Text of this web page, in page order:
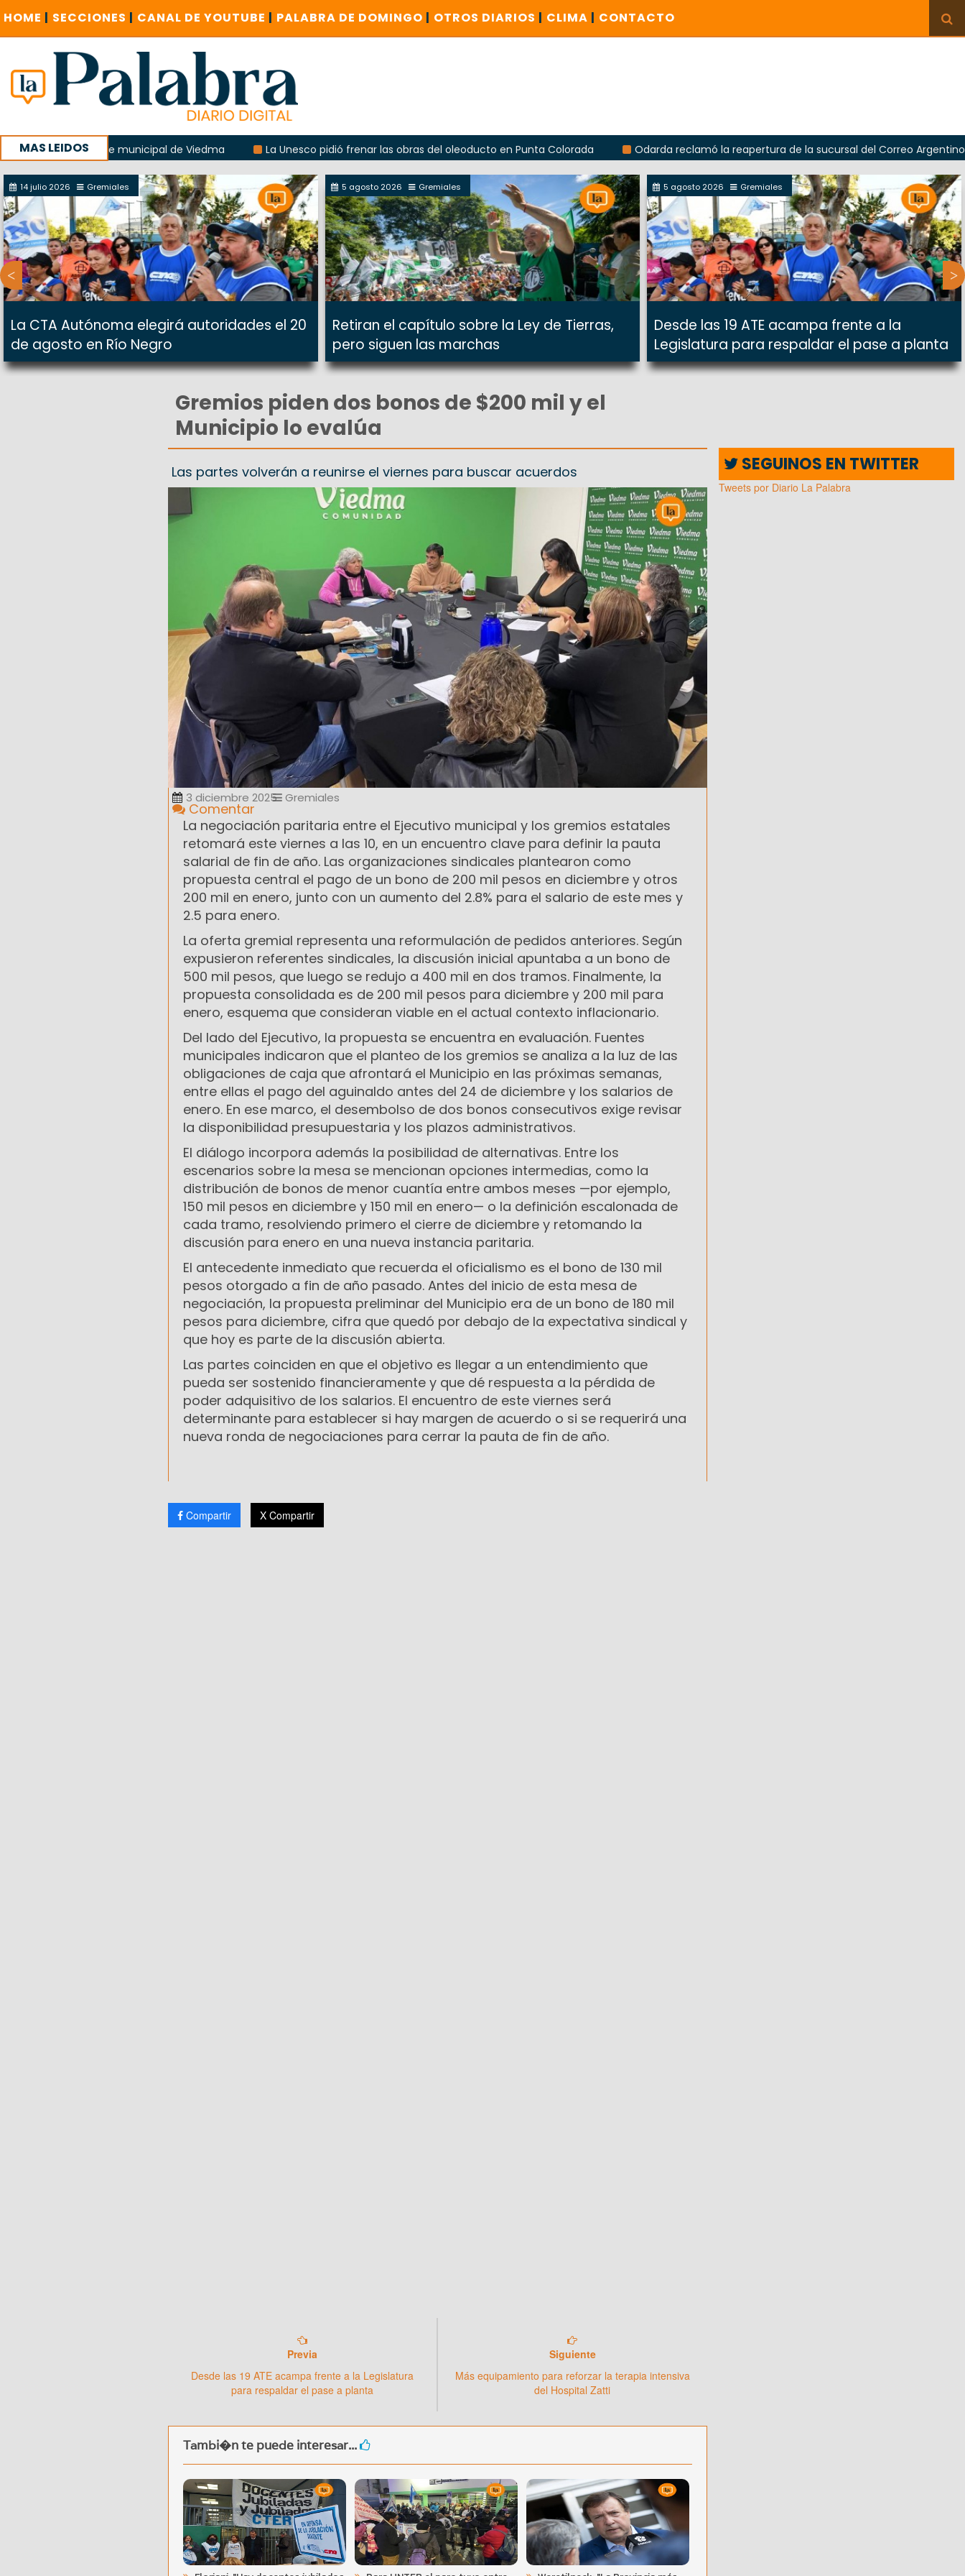
HOME | SECCIONES | CANAL DE YOUTUBE | PALABRA DE DOMINGO | OTROS DIARIOS | CLIMA | CONTACTO
MAS LEIDOS
albergue municipal de Viedma La Unesco pidió frenar las obras del oleoducto en Punta Colorada
Odarda reclamó la reapertura de la sucursal del Correo Argentino en
encuentro provincial en Roca
14 julio 2026 Gremiales
La CTA Autónoma elegirá autoridades el 20
de agosto en Río Negro
5 agosto 2026 Gremiales
Retiran el capítulo sobre la Ley de Tierras,
pero siguen las marchas
5 agosto 2026 Gremiales
Desde las 19 ATE acampa frente a la
Legislatura para respaldar el pase a planta
Gremios piden dos bonos de $200 mil y el
Municipio lo evalúa
Las partes volverán a reunirse el viernes para buscar acuerdos
3 diciembre 2025 Gremiales
Comentar
La negociación paritaria entre el Ejecutivo municipal y los gremios estatales
retomará este viernes a las 10, en un encuentro clave para definir la pauta
salarial de fin de año. Las organizaciones sindicales plantearon como
propuesta central el pago de un bono de 200 mil pesos en diciembre y otros
200 mil en enero, junto con un aumento del 2.8% para el salario de este mes y
2.5 para enero.
La oferta gremial representa una reformulación de pedidos anteriores. Según
expusieron referentes sindicales, la discusión inicial apuntaba a un bono de
500 mil pesos, que luego se redujo a 400 mil en dos tramos. Finalmente, la
propuesta consolidada es de 200 mil pesos para diciembre y 200 mil para
enero, esquema que consideran viable en el actual contexto inflacionario.
Del lado del Ejecutivo, la propuesta se encuentra en evaluación. Fuentes
municipales indicaron que el planteo de los gremios se analiza a la luz de las
obligaciones de caja que afrontará el Municipio en las próximas semanas,
entre ellas el pago del aguinaldo antes del 24 de diciembre y los salarios de
enero. En ese marco, el desembolso de dos bonos consecutivos exige revisar
la disponibilidad presupuestaria y los plazos administrativos.
El diálogo incorpora además la posibilidad de alternativas. Entre los
escenarios sobre la mesa se mencionan opciones intermedias, como la
distribución de bonos de menor cuantía entre ambos meses —por ejemplo,
150 mil pesos en diciembre y 150 mil en enero— o la definición escalonada de
cada tramo, resolviendo primero el cierre de diciembre y retomando la
discusión para enero en una nueva instancia paritaria.
El antecedente inmediato que recuerda el oficialismo es el bono de 130 mil
pesos otorgado a fin de año pasado. Antes del inicio de esta mesa de
negociación, la propuesta preliminar del Municipio era de un bono de 180 mil
pesos para diciembre, cifra que quedó por debajo de la expectativa sindical y
que hoy es parte de la discusión abierta.
Las partes coinciden en que el objetivo es llegar a un entendimiento que
pueda ser sostenido financieramente y que dé respuesta a la pérdida de
poder adquisitivo de los salarios. El encuentro de este viernes será
determinante para establecer si hay margen de acuerdo o si se requerirá una
nueva ronda de negociaciones para cerrar la pauta de fin de año.
Compartir X Compartir
Previa
Desde las 19 ATE acampa frente a la Legislatura
para respaldar el pase a planta
Siguiente
Más equipamiento para reforzar la terapia intensiva
del Hospital Zatti
Tambi�n te puede interesar...
SEGUINOS EN TWITTER
Tweets por Diario La Palabra